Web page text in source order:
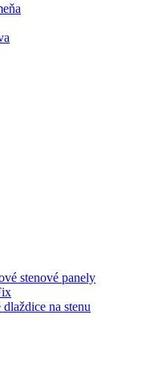
stenové panely
na stenu